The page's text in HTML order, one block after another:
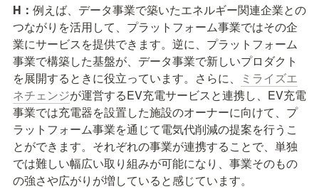
H： 例えば、データ事業で築いたエネルギー関連企業との
つながりを活用して、プラットフォーム事業ではその企
業にサービスを提供できます。逆に、プラットフォーム
事業で構築した基盤が、データ事業で新しいプロダクト
を展開するときに役立っています。さらに、
ミライズエ
ネチェンジが運営するEV充電サービスと連携し、EV充電
事業では充電器を設置した施設のオーナーに向けて、プ
ラットフォーム事業を通じて電気代削減の提案を行うこ
とができます。それぞれの事業が連携することで、単独
では難しい幅広い取り組みが可能になり、事業そのもの
の強さや広がりが増していると感じています。